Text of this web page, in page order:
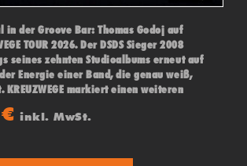
in der Groove Bar: Thomas Godoj auf
TOUR 2026. Der DSDS Sieger 2008
seines zehnten Studioalbums erneut auf
Energie einer Band, die genau weiß,
markiert einen weiteren
€ inkl. MwSt.